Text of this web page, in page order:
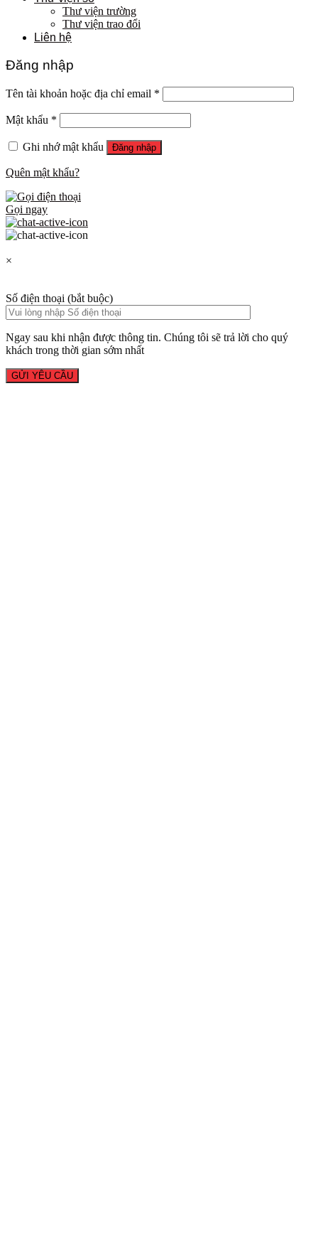
Thư viện trường
Thư viện trao đổi
Liên hệ
Đăng nhập
Tên tài khoản hoặc địa chỉ email *
Mật khẩu *
Ghi nhớ mật khẩu Đăng nhập
Quên mật khẩu?
Gọi ngay
×
Số điện thoại (bắt buộc)
Ngay sau khi nhận được thông tin. Chúng tôi sẽ trả lời cho quý
khách trong thời gian sớm nhất